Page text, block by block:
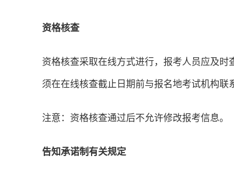
资格核查
资格核查采取在线方式进行，报考人员应及时
须在在线核查截止日期前与报名地考试机构联
注意：资格核查通过后不允许修改报考信息。
告知承诺制有关规定